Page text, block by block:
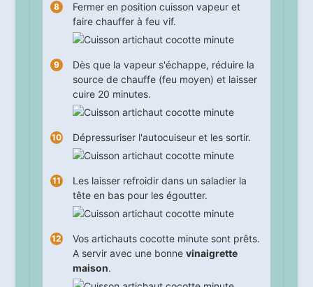
Fermer en position cuisson vapeur et
faire chauffer à feu vif.
Dès que la vapeur s'échappe, réduire la
source de chauffe (feu moyen) et laisser
cuire 20 minutes.
Dépressuriser l'autocuiseur et les sortir.
Les laisser refroidir dans un saladier la
tête en bas pour les égoutter.
Vos artichauts cocotte minute sont prêts.
A servir avec une bonne vinaigrette
maison.